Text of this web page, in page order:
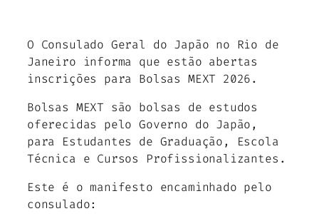
O Consulado Geral do Japão no Rio de
Janeiro informa que estão abertas
inscrições para Bolsas MEXT 2026.
Bolsas MEXT são bolsas de estudos
oferecidas pelo Governo do Japão,
para Estudantes de Graduação, Escola
Técnica e Cursos Profissionalizantes.
Este é o manifesto encaminhado pelo
consulado: